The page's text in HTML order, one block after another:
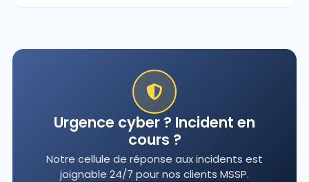
Urgence cyber ? Incident en
cours ?
Notre cellule de réponse aux incidents est
joignable 24/7 pour nos clients MSSP.